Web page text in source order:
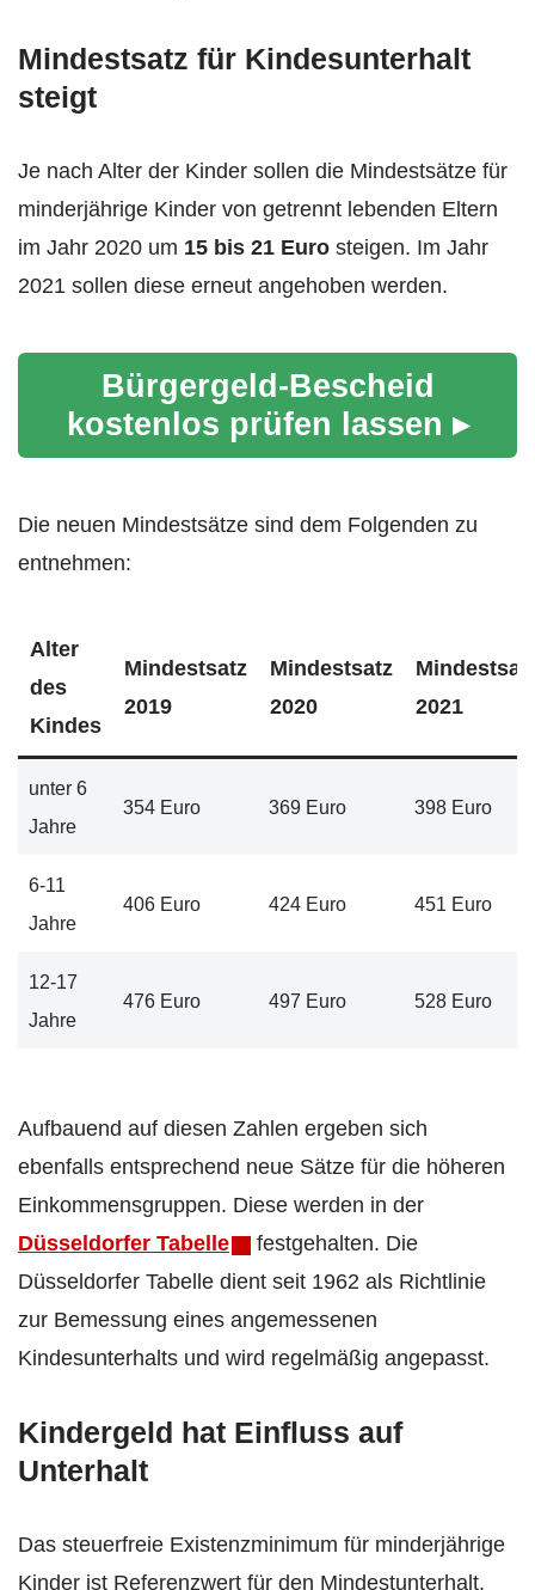
Mindestsatz für Kindesunterhalt
steigt
Je nach Alter der Kinder sollen die Mindestsätze für
minderjährige Kinder von getrennt lebenden Eltern
im Jahr 2020 um 15 bis 21 Euro steigen. Im Jahr
2021 sollen diese erneut angehoben werden.
Bürgergeld-Bescheid
kostenlos prüfen lassen ▸
Die neuen Mindestsätze sind dem Folgenden zu
entnehmen:
Alter
des
Kindes
Mindestsatz
2019
Mindestsatz
2020
2021
unter 6
Jahre
354 Euro 369 Euro 398 Euro
6-11
Jahre
406 Euro 424 Euro 451 Euro
12-17
Jahre
476 Euro 497 Euro 528 Euro
Aufbauend auf diesen Zahlen ergeben sich
ebenfalls entsprechend neue Sätze für die höheren
Einkommensgruppen. Diese werden in der
Düsseldorfer Tabelle
festgehalten. Die
Düsseldorfer Tabelle dient seit 1962 als Richtlinie
zur Bemessung eines angemessenen
Kindesunterhalts und wird regelmäßig angepasst.
Kindergeld hat Einfluss auf
Unterhalt
Das steuerfreie Existenzminimum für minderjährige
Kinder ist Referenzwert für den Mindestunterhalt.